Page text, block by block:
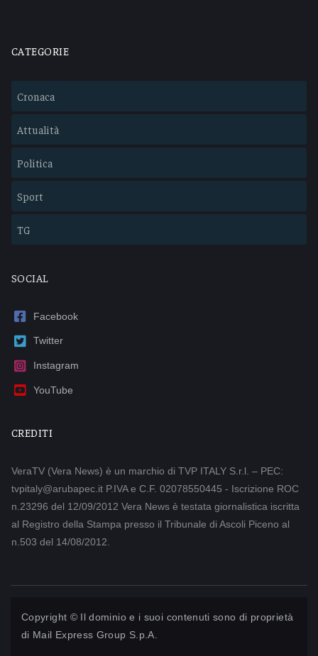
CATEGORIE
Cronaca
Attualità
Politica
Sport
TG
SOCIAL
Facebook
Twitter
Instagram
YouTube
CREDITI
VeraTV (Vera News) è un marchio di TVP ITALY S.r.l. – PEC:
tvpitaly@arubapec.it P.IVA e C.F. 02078550445 - Iscrizione ROC
n.23296 del 12/09/2012 Vera News è testata giornalistica iscritta
al Registro della Stampa presso il Tribunale di Ascoli Piceno al
n.503 del 14/08/2012.
Copyright © Il dominio e i suoi contenuti sono di proprietà
di Mail Express Group S.p.A.